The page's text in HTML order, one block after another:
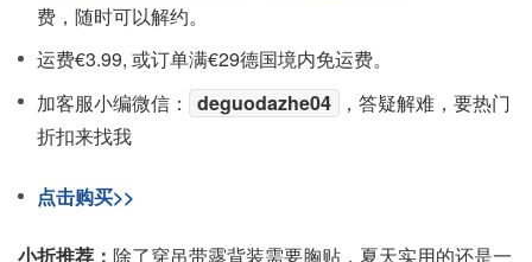
费，随时可以解约。
运费€3.99, 或订单满€29德国境内免运费。
加客服小编微信：
deguodazhe04
，答疑解难，要热门
折扣来找我
点击购买>>
小折推荐： 除了穿吊带露背装需要胸贴，夏天实用的还是一